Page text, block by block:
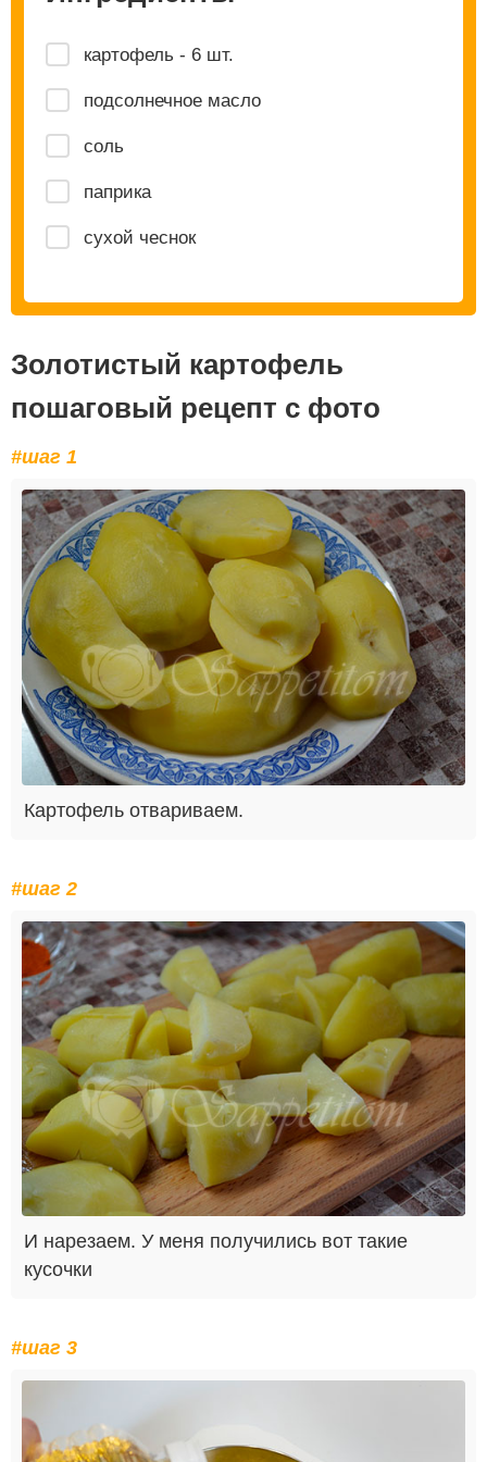
картофель - 6 шт.
подсолнечное масло
соль
паприка
сухой чеснок
Золотистый картофель
пошаговый рецепт с фото
#шаг 1
Картофель отвариваем.
#шаг 2
И нарезаем. У меня получились вот такие
кусочки
#шаг 3